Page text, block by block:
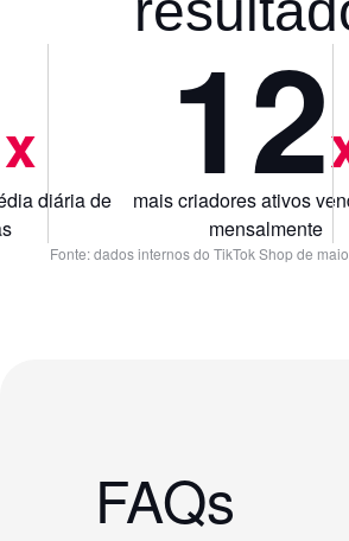
x
diária de
12
mais criadores ativos
mensalmente
Fonte: dados internos do TikTok Shop de
FAQs